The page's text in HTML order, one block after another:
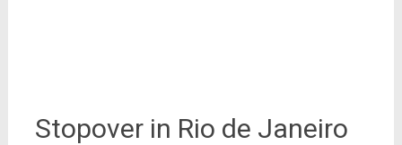
Stopover in Rio de Janeiro